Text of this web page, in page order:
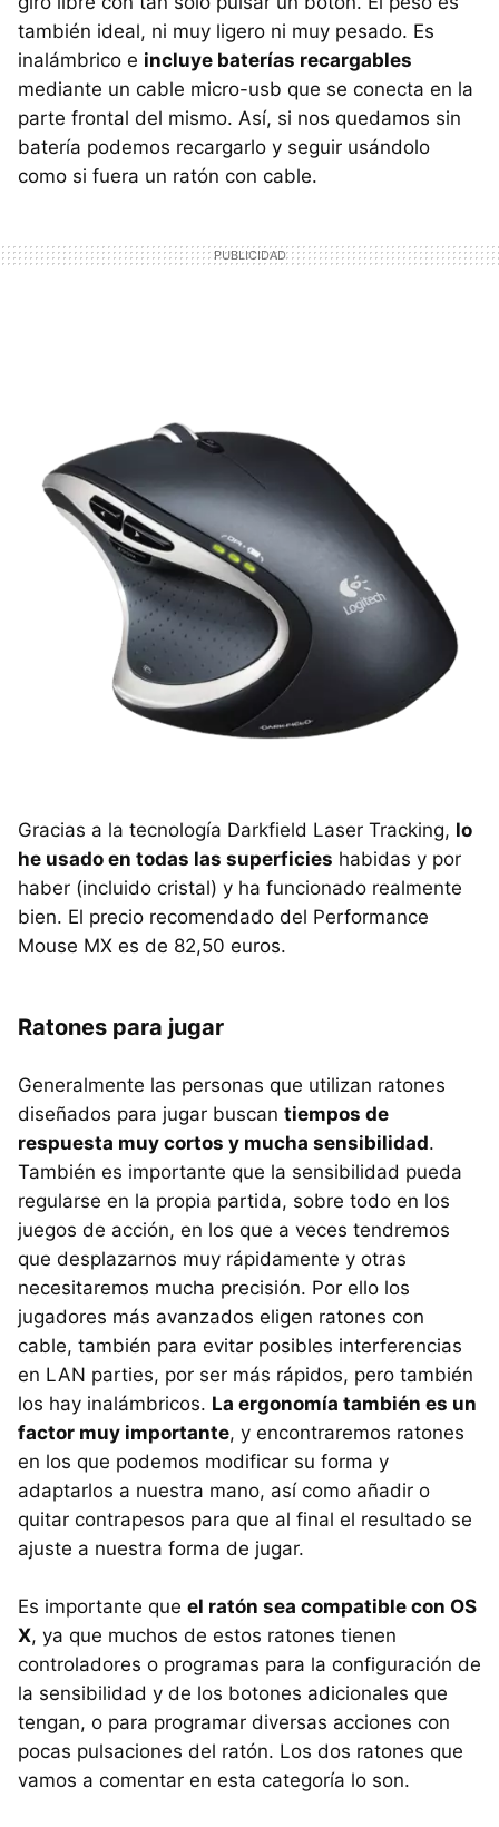
también ideal, ni muy ligero ni muy pesado. Es
inalámbrico e incluye baterías recargables
mediante un cable micro-usb que se conecta en la
parte frontal del mismo. Así, si nos quedamos sin
batería podemos recargarlo y seguir usándolo
como si fuera un ratón con cable.
Gracias a la tecnología Darkfield Laser Tracking, lo
he usado en todas las superficies habidas y por
haber (incluido cristal) y ha funcionado realmente
bien. El precio recomendado del Performance
Mouse MX es de 82,50 euros.
Ratones para jugar
Generalmente las personas que utilizan ratones
diseñados para jugar buscan tiempos de
respuesta muy cortos y mucha sensibilidad.
También es importante que la sensibilidad pueda
regularse en la propia partida, sobre todo en los
juegos de acción, en los que a veces tendremos
que desplazarnos muy rápidamente y otras
necesitaremos mucha precisión. Por ello los
jugadores más avanzados eligen ratones con
cable, también para evitar posibles interferencias
en LAN parties, por ser más rápidos, pero también
los hay inalámbricos. La ergonomía también es un
factor muy importante, y encontraremos ratones
en los que podemos modificar su forma y
adaptarlos a nuestra mano, así como añadir o
quitar contrapesos para que al final el resultado se
ajuste a nuestra forma de jugar.
Es importante que el ratón sea compatible con OS
X, ya que muchos de estos ratones tienen
controladores o programas para la configuración de
la sensibilidad y de los botones adicionales que
tengan, o para programar diversas acciones con
pocas pulsaciones del ratón. Los dos ratones que
vamos a comentar en esta categoría lo son.